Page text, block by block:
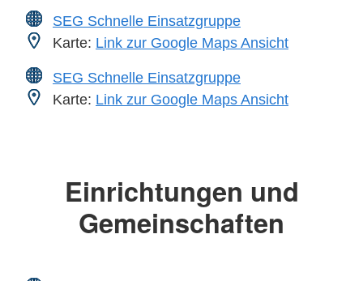
SEG Schnelle Einsatzgruppe
Karte: Link zur Google Maps Ansicht
SEG Schnelle Einsatzgruppe
Karte: Link zur Google Maps Ansicht
Einrichtungen und
Gemeinschaften